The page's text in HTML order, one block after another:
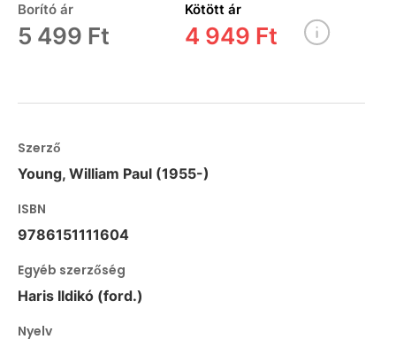
Borító ár
5 499 Ft
Kötött ár
4 949 Ft
Szerző
Young, William Paul (1955-)
ISBN
9786151111604
Egyéb szerzőség
Haris Ildikó (ford.)
Nyelv